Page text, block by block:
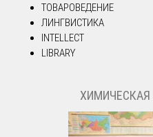
ТОВАРОВЕДЕНИЕ
ЛИНГВИСТИКА
INTELLECT
LIBRARY